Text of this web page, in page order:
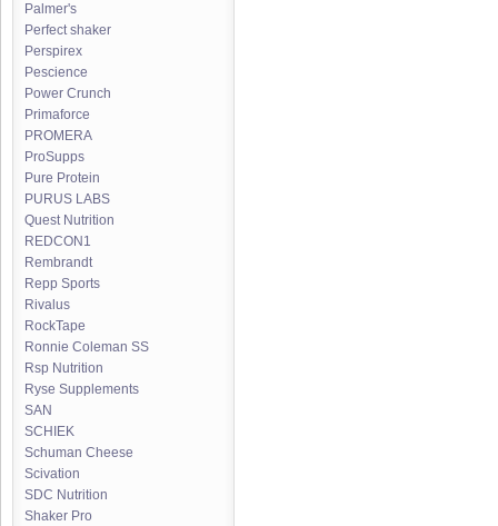
Palmer's
Perfect shaker
Perspirex
Pescience
Power Crunch
Primaforce
PROMERA
ProSupps
Pure Protein
PURUS LABS
Quest Nutrition
REDCON1
Rembrandt
Repp Sports
Rivalus
RockTape
Ronnie Coleman SS
Rsp Nutrition
Ryse Supplements
SAN
SCHIEK
Schuman Cheese
Scivation
SDC Nutrition
Shaker Pro